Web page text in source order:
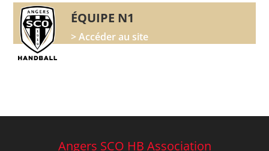
ÉQUIPE N1
> Accéder au site
Angers SCO HB Association